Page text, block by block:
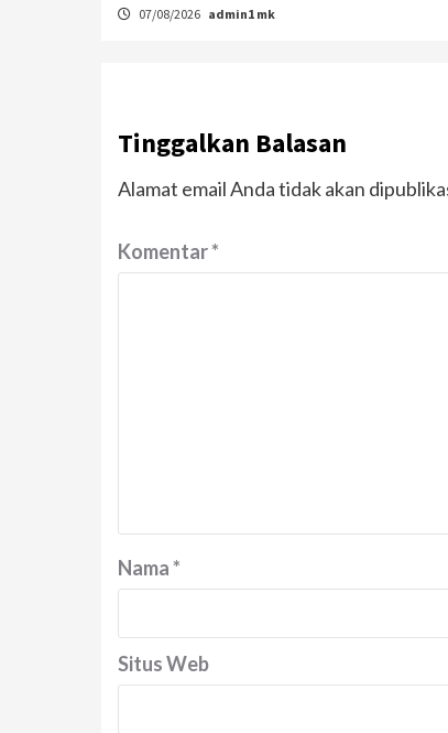
07/08/2026 admin1 mk
Tinggalkan Balasan
Alamat email Anda tidak akan
Komentar*
Nama*
Situs Web